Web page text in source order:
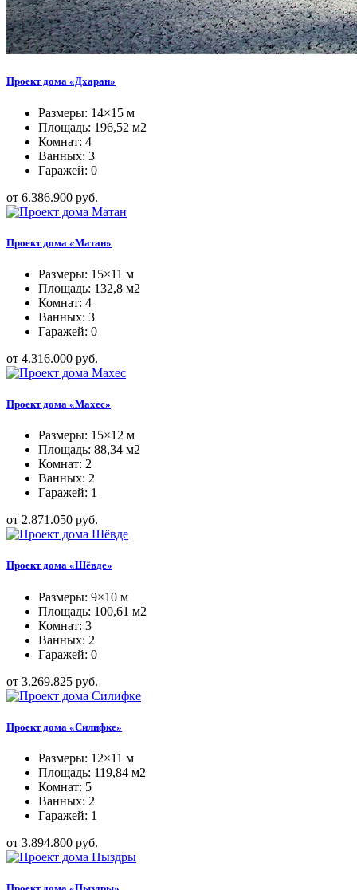
Проект дома «Дхаран»
Размеры: 14×15 м
Площадь: 196,52 м2
Комнат: 4
Ванных: 3
Гаражей: 0
от 6.386.900 руб.
Проект дома «Матан»
Размеры: 15×11 м
Площадь: 132,8 м2
Комнат: 4
Ванных: 3
Гаражей: 0
от 4.316.000 руб.
Проект дома «Махес»
Размеры: 15×12 м
Площадь: 88,34 м2
Комнат: 2
Ванных: 2
Гаражей: 1
от 2.871.050 руб.
Проект дома «Шёвде»
Размеры: 9×10 м
Площадь: 100,61 м2
Комнат: 3
Ванных: 2
Гаражей: 0
от 3.269.825 руб.
Проект дома «Силифке»
Размеры: 12×11 м
Площадь: 119,84 м2
Комнат: 5
Ванных: 2
Гаражей: 1
от 3.894.800 руб.